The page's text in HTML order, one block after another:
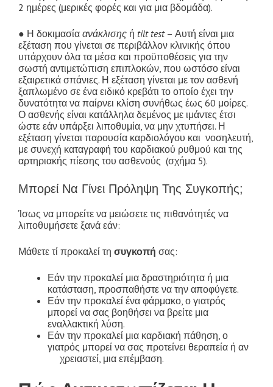
2 ημέρες (μερικές φορές και για μια βδομάδα).
● Η δοκιμασία ανάκλισης ή tilt test– Αυτή είναι μια
εξέταση που γίνεται σε περιβάλλον κλινικής όπου
υπάρχουν όλα τα μέσα και προϋποθέσεις για την
σωστή αντιμετώπιση επιπλοκών, που ωστόσο είναι
εξαιρετικά σπάνιες. Η εξέταση γίνεται με τον ασθενή
ξαπλωμένο σε ένα ειδικό κρεβάτι το οποίο έχει την
δυνατότητα να παίρνει κλίση συνήθως έως 60 μοίρες.
Ο ασθενής είναι κατάλληλα δεμένος με ιμάντες έτσι
ώστε εάν υπάρξει λιποθυμία, να μην χτυπήσει. Η
εξέταση γίνεται παρουσία καρδιολόγου και νοσηλευτή,
με συνεχή καταγραφή του καρδιακού ρυθμού και της
αρτηριακής πίεσης του ασθενούς (σχήμα 5).
Μπορεί Να Γίνει Πρόληψη Της Συγκοπής;
Ίσως να μπορείτε να μειώσετε τις πιθανότητές να
λιποθυμήσετε ξανά εάν:
Μάθετε τί προκαλεί τη συγκοπή σας:
Εάν την προκαλεί μια δραστηριότητα ή μια
κατάσταση, προσπαθήστε να την αποφύγετε.
Εάν την προκαλεί ένα φάρμακο, ο γιατρός
μπορεί να σας βοηθήσει να βρείτε μια
εναλλακτική λύση.
Εάν την προκαλεί μια καρδιακή πάθηση, ο
γιατρός μπορεί να σας προτείνει θεραπεία ή αν
χρειαστεί, μια επέμβαση.